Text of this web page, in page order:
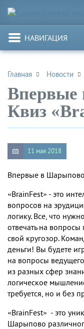
НАВИГАЦИЯ
Главная Новости
Квиз
11 мая 2018
Впервые в
«BrainFest» - это
вопросов на
логику. Все, что
отвечать на
свой кругозор.
деньги! Вы будете
на вопросы
из разных сфер
логическое
требуется, но и без
«BrainFest» - это
Шарыпово